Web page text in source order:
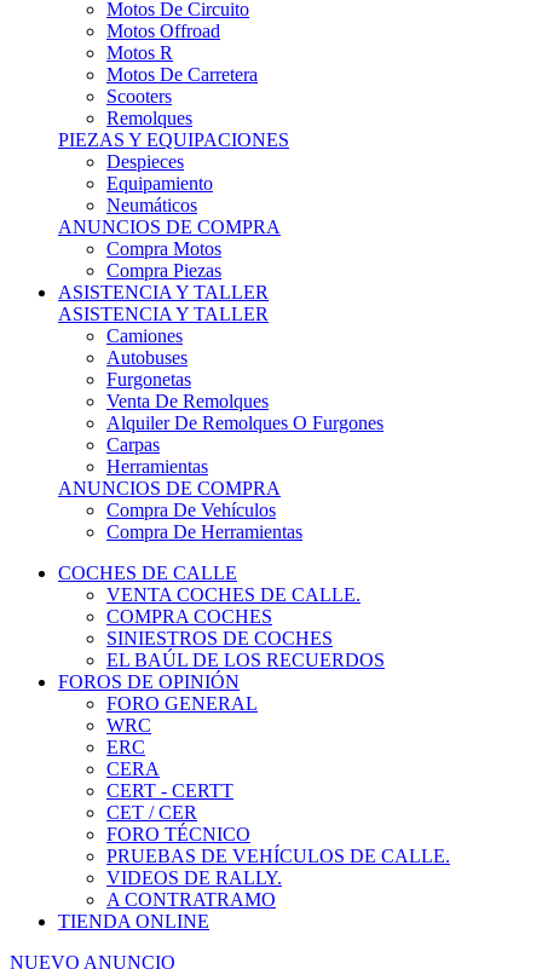
Motos R
Motos De Carretera
Scooters
Remolques
PIEZAS Y EQUIPACIONES
Despieces
Equipamiento
Neumáticos
ANUNCIOS DE COMPRA
Compra Motos
Compra Piezas
ASISTENCIA Y TALLER
ASISTENCIA Y TALLER
Camiones
Autobuses
Furgonetas
Venta De Remolques
Alquiler De Remolques O Furgones
Carpas
Herramientas
ANUNCIOS DE COMPRA
Compra De Vehículos
Compra De Herramientas
COCHES DE CALLE
VENTA COCHES DE CALLE.
COMPRA COCHES
SINIESTROS DE COCHES
EL BAÚL DE LOS RECUERDOS
FOROS DE OPINIÓN
FORO GENERAL
WRC
ERC
CERA
CERT - CERTT
CET / CER
FORO TÉCNICO
PRUEBAS DE VEHÍCULOS DE CALLE.
VIDEOS DE RALLY.
A CONTRATRAMO
TIENDA ONLINE
NUEVO ANUNCIO